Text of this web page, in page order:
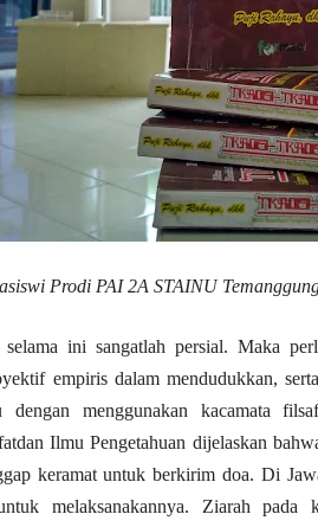
Prodi PAI2A STAINU
selama ini sangatlah persial. Maka
empiris dalam mendudukkan,
dengan menggunakan kacamata
Ilmu Pengetahuan dijelaskan
keramat untuk berkirim doa. Di
melaksanakannya. Ziarah